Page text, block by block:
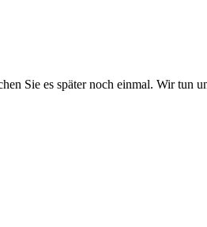
Sie es später noch einmal. Wir tun